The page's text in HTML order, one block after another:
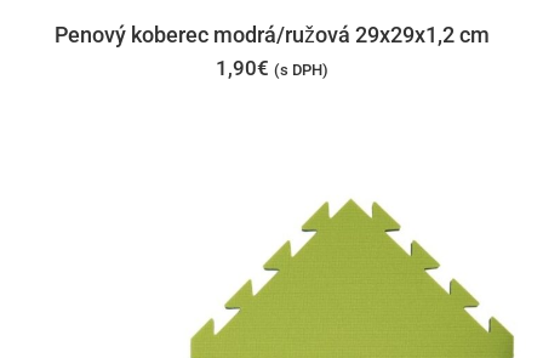
Penový koberec modrá/ružová 29x29x1,2 cm
1,90€ (s DPH)